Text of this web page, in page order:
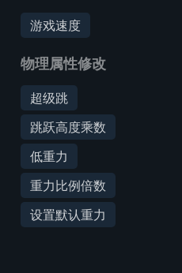
游戏速度
物理属性修改
超级跳
跳跃高度乘数
低重力
重力比例倍数
设置默认重力